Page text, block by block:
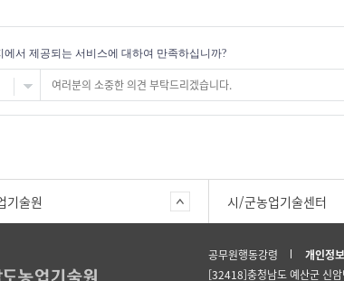
에서 제공되는 서비스에 대하여 만족하십니까?
기술원 시/군농업기술센터
공무원행동강령 개인정
[32418]충청남도 예산군 신